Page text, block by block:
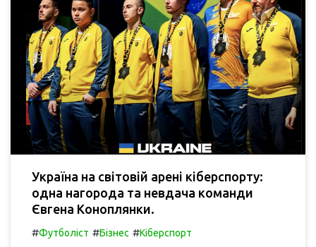
Україна на світовій арені кіберспорту:
одна нагорода та невдача команди
Євгена Коноплянки.
#Футболіст #Бізнес #Кіберспорт